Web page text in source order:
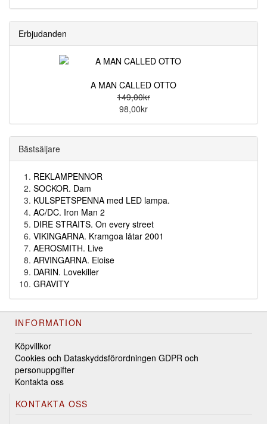
Erbjudanden
A MAN CALLED OTTO
149,00kr
98,00kr
Bästsäljare
REKLAMPENNOR
SOCKOR. Dam
KULSPETSPENNA med LED lampa.
AC/DC. Iron Man 2
DIRE STRAITS. On every street
VIKINGARNA. Kramgoa låtar 2001
AEROSMITH. Live
ARVINGARNA. Eloise
DARIN. Lovekiller
GRAVITY
INFORMATION
Köpvillkor
Cookies och Dataskyddsförordningen GDPR och
personuppgifter
Kontakta oss
KONTAKTA OSS